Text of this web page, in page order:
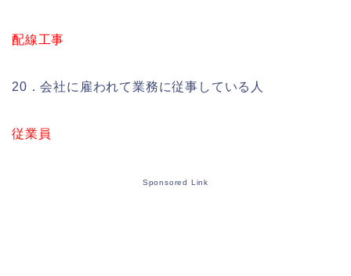
配線工事
20．会社に雇われて業務に従事している人
従業員
Sponsored Link